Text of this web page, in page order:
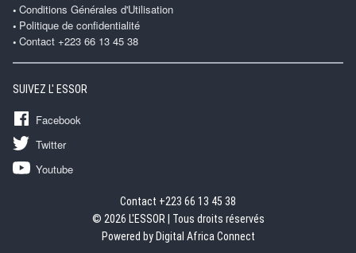
Conditions Générales d'Utilisation
Politique de confidentialité
Contact +223 66 13 45 38
SUIVEZ L' ESSOR
Facebook
Twitter
Youtube
Contact +223 66 13 45 38
© 2026 L'ESSOR | Tous droits réservés
Powered by Digital Africa Connect